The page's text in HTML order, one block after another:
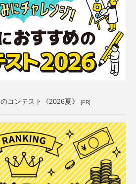
コンテスト《2026夏》 [PR]